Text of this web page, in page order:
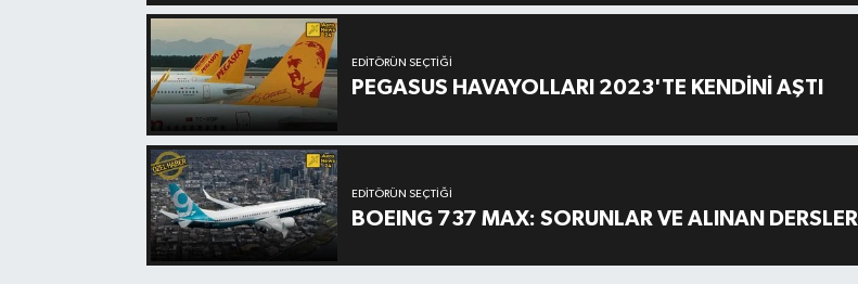
EDITÖRÜN SEÇTIĞI
PEGASUS HAVAYOLLARI 2023'TE KENDİNİ AŞTI
EDITÖRÜN SEÇTIĞI
BOEING 737 MAX: SORUNLAR VE ALINAN DERSLER